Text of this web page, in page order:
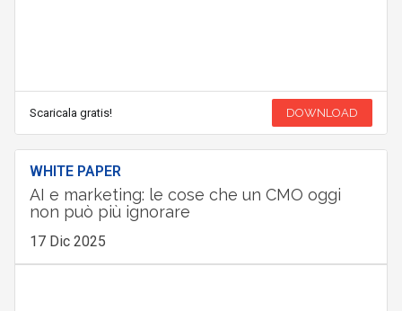
Scaricala gratis! DOWNLOAD
WHITE PAPER
AI e marketing: le cose che un CMO oggi
non può più ignorare
17 Dic 2025